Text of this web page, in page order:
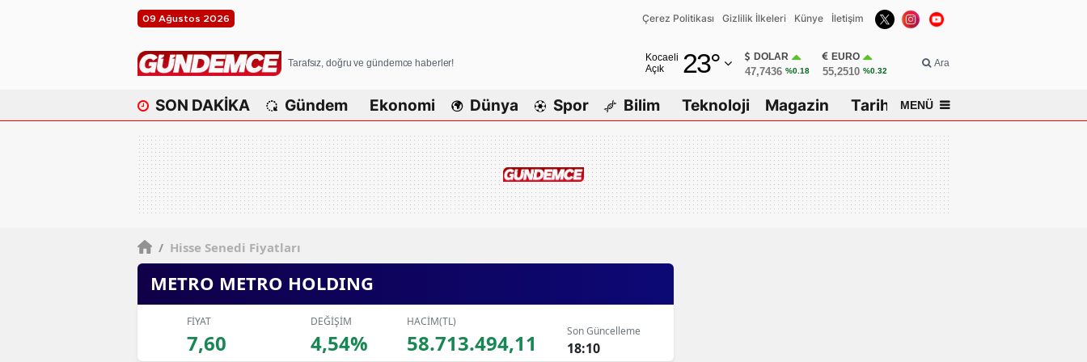
09 Ağustos 2026 Çerez Politikası Gizlilik İlkeleri Künye İletişim
Tarafsız, doğru ve gündemce haberler!
Kocaeli
Açık
23°
Afyonkarahisar
Ağrı
Amasya
Ankara
DOLAR
47,7436 %0.18
EURO
55,2510 %0.32
Ara
SON DAKİKA Gündem Ekonomi Dünya Spor Bilim Teknoloji Magazin Tarih MENÜ
/ Hisse Senedi Fiyatları
METRO METRO HOLDING
FİYAT
7,60
DEĞİŞİM
4,54%
HACİM(TL)
58.713.494,11 Son Güncelleme
18:10